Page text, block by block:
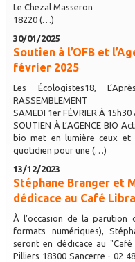
Le Chezal Masseron
18220 (…)
30/01/2025
Soutien à l’OFB et
février 2025
Les Écologistes18,
RASSEMBLEMENT
SAMEDI 1er FÉVRIER À 15h30
SOUTIEN À L’AGENCE BIO
bio met en lumière ceux
quotidien pour une (…)
13/12/2023
Stéphane Branger et
dédicace au Café
À l’occasion de la parution
formats numériques),
seront en dédicace au
Pilliers 18300 Sancerre - 02